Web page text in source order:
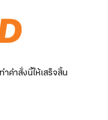
คำสั่งนี้ให้เสร็จสิ้น